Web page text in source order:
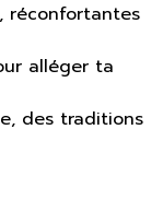
, réconfortantes
alléger ta
des traditions